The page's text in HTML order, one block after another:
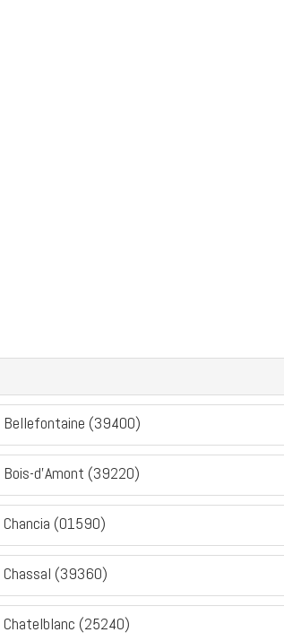
Bellefontaine (39400)
Bois-d'Amont (39220)
Chancia (01590)
Chassal (39360)
Chatelblanc (25240)